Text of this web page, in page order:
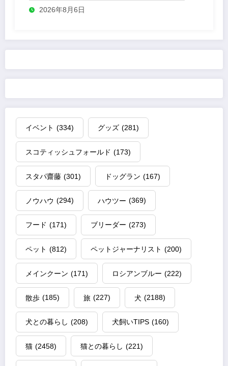
2026年8月6日
イベント (334) グッズ (281)
スコティッシュフォールド (173)
スタパ齋藤 (301) ドッグラン (167)
ノウハウ (294) ハウツー (369)
フード (171) ブリーダー (273)
ペット (812) ペットジャーナリスト (200)
メインクーン (171) ロシアンブルー (222)
散歩 (185) 旅 (227) 犬 (2188)
犬との暮らし (208) 犬飼いTIPS (160)
猫 (2458) 猫との暮らし (221)